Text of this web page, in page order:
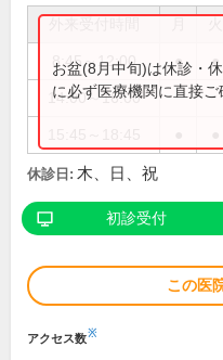
8:45～12:00 ● ●
14:00～16:00
お盆(8月中旬)は休診・
に必ず医療機関に直接ご
休診日: 木、日、祝
初診受付
この医
アクセス数※